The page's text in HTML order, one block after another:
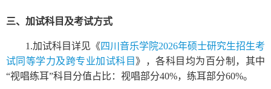
三、加试科目及考试方式
1.加试科目详见《四川音乐学院2026年硕士研究生招生考
试同等学力及跨专业加试科目 》，各科目均为百分制，其中
“视唱练耳”科目分值占比：视唱部分40%，练耳部分60%。